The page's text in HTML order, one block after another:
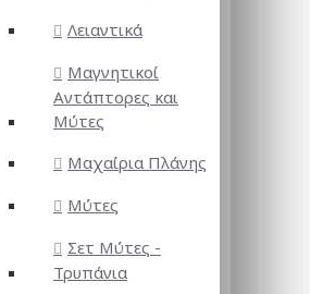
Λειαντικά
Μαγνητικοί
Αντάπτορες και
Μύτες
Μαχαίρια Πλάνης
Μύτες
Σετ Μύτες -
Τρυπάνια